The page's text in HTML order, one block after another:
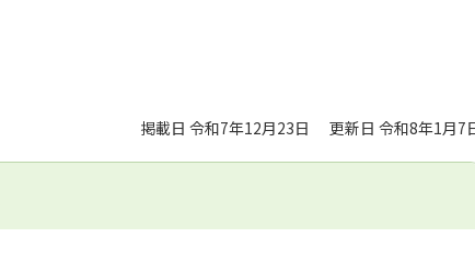
掲載日 令和7年12月23日 更新日 令和8年1月7